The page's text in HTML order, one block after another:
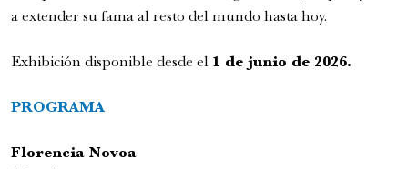
a extender su fama al resto del mundo hasta hoy.
Exhibición disponible desde el 1 de junio de 2026.
PROGRAMA
Florencia Novoa